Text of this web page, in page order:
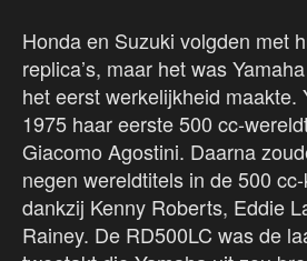
Honda en Suzuki volgden met
replica’s, maar het was
het eerst werkelijkheid maakte.
1975 haar eerste 500 cc-
Giacomo Agostini. Daarna
negen wereldtitels in de 500
dankzij Kenny Roberts, Eddie
Rainey. De RD500LC was de